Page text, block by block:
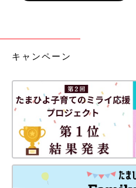
キャンペーン